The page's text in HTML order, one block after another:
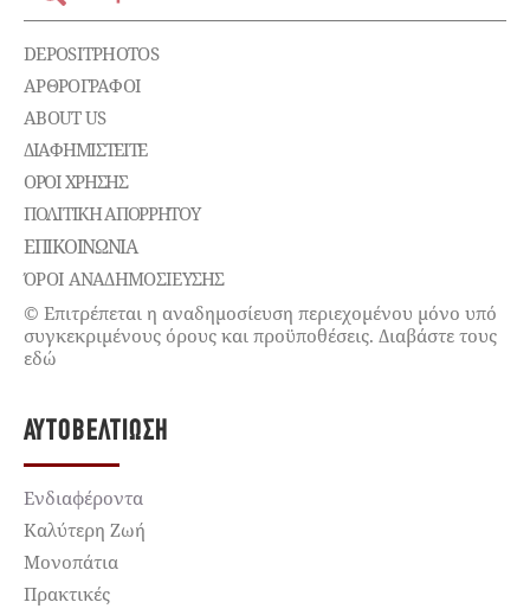
DEPOSITPHOTOS
ΑΡΘΡΟΓΡΑΦΟΙ
ABOUT US
ΔΙΑΦΗΜΙΣΤΕΊΤΕ
ΌΡΟΙ ΧΡΉΣΗΣ
ΠΟΛΙΤΙΚΉ ΑΠΟΡΡΉΤΟΥ
ΕΠΙΚΟΙΝΩΝΊΑ
ΌΡΟΙ ΑΝΑΔΗΜΟΣΙΕΥΣΗΣ
© Επιτρέπεται η αναδημοσίευση περιεχομένου μόνο υπό
συγκεκριμένους όρους και προϋποθέσεις. Διαβάστε τους
εδώ
ΑΥΤΟΒΕΛΤΊΩΣΗ
Ενδιαφέροντα
Καλύτερη Ζωή
Μονοπάτια
Πρακτικές